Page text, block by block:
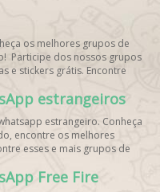
os melhores grupos de
Participe dos nossos grupos
e stickers grátis. Encontre
estrangeiros
estrangeiro. Conheça
encontre os melhores
esses e mais grupos de
Free Fire